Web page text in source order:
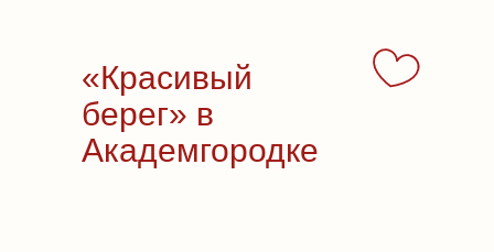
«Красивый
берег» в
Академгородке